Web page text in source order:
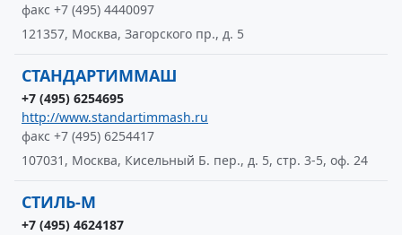
факс +7 (495) 4440097
121357, Москва, Загорского пр., д. 5
СТАНДАРТИММАШ
+7 (495) 6254695
http://www.standartimmash.ru
факс +7 (495) 6254417
107031, Москва, Кисельный Б. пер., д. 5, стр. 3-5, оф. 24
СТИЛЬ-М
+7 (495) 4624187